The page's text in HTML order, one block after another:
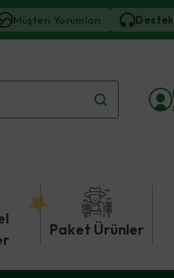
Müşteri Yorumları
Paket Ürünler